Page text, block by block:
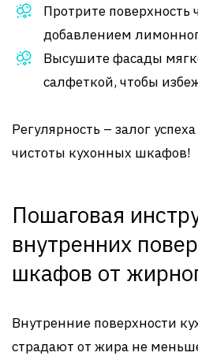
Протрите поверхность
добавлением
Высушите фасады
салфеткой, чтобы
Регулярность – залог
чистоты кухонных шкафов!
Пошаговая
внутренних
шкафов от
Внутренние поверхности
страдают от жира не